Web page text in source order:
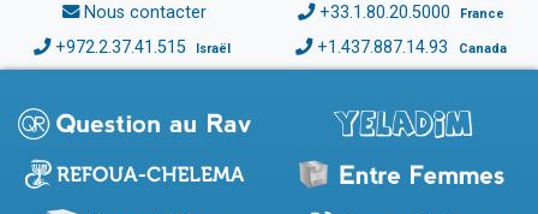
Nous contacter +33.1.80.20.5000 France
+972.2.37.41.515 Israël +1.437.887.14.93 Canada